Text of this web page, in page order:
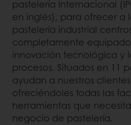
pastelería Internacional
en inglés), para ofrecer a
pastelería industrial
completamente
innovación tecnológica y
procesos. Situados en 11
ayudan a nuestros
ofreciéndoles todas las
herramientas que
negocio de pastelería.